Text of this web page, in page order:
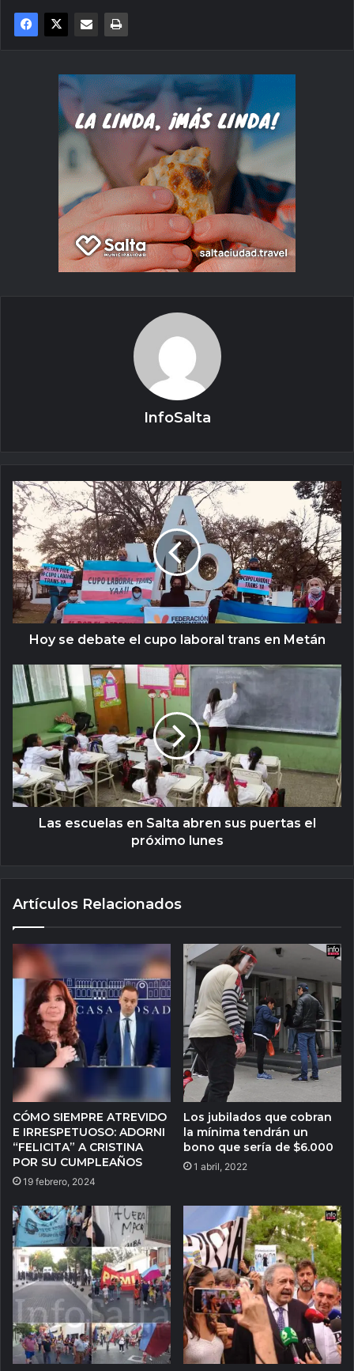
InfoSalta
Hoy se debate el cupo laboral trans en Metán
Las escuelas en Salta abren sus puertas el
próximo lunes
Artículos Relacionados
CÓMO SIEMPRE ATREVIDO
E IRRESPETUOSO: ADORNI
“FELICITA” A CRISTINA
POR SU CUMPLEAÑOS
19 febrero, 2024
Los jubilados que cobran
la mínima tendrán un
bono que sería de $6.000
1 abril, 2022